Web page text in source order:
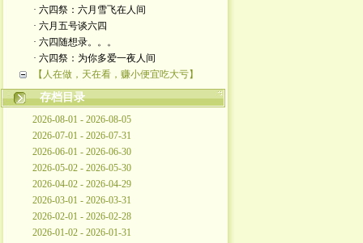
· 六四祭：六月雪飞在人间
· 六月五号谈六四
· 六四随想录。。。
· 六四祭：为你多爱一夜人间
【人在做，天在看，赚小便宜吃大亏】
存档目录
2026-08-01 - 2026-08-05
2026-07-01 - 2026-07-31
2026-06-01 - 2026-06-30
2026-05-02 - 2026-05-30
2026-04-02 - 2026-04-29
2026-03-01 - 2026-03-31
2026-02-01 - 2026-02-28
2026-01-02 - 2026-01-31